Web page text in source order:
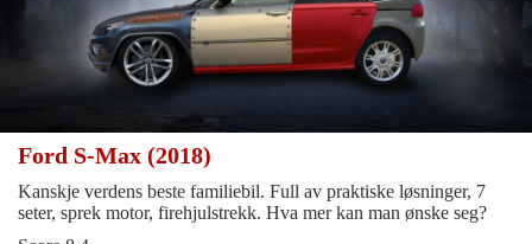
Ford S-Max (2018)
Kanskje verdens beste familiebil. Full av praktiske løsninger, 7
seter, sprek motor, firehjulstrekk. Hva mer kan man ønske seg?